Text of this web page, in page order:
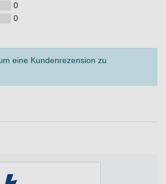
0
0
eine Kundenrezension zu